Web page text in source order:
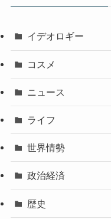
イデオロギー
コスメ
ニュース
ライフ
世界情勢
政治経済
歴史